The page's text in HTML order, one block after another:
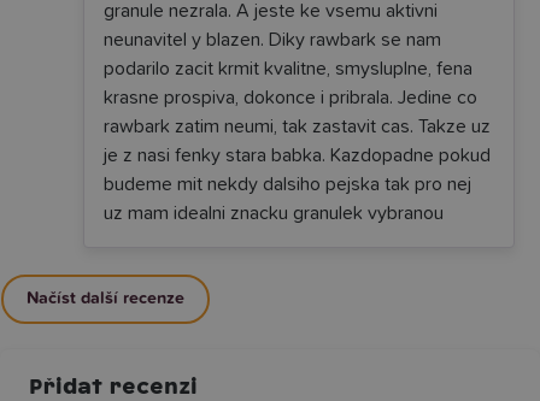
granule nezrala. A jeste ke vsemu aktivni
neunavitel y blazen. Diky rawbark se nam
podarilo zacit krmit kvalitne, smysluplne, fena
krasne prospiva, dokonce i pribrala. Jedine co
rawbark zatim neumi, tak zastavit cas. Takze uz
je z nasi fenky stara babka. Kazdopadne pokud
budeme mit nekdy dalsiho pejska tak pro nej
uz mam idealni znacku granulek vybranou
Načíst další recenze
Přidat recenzi